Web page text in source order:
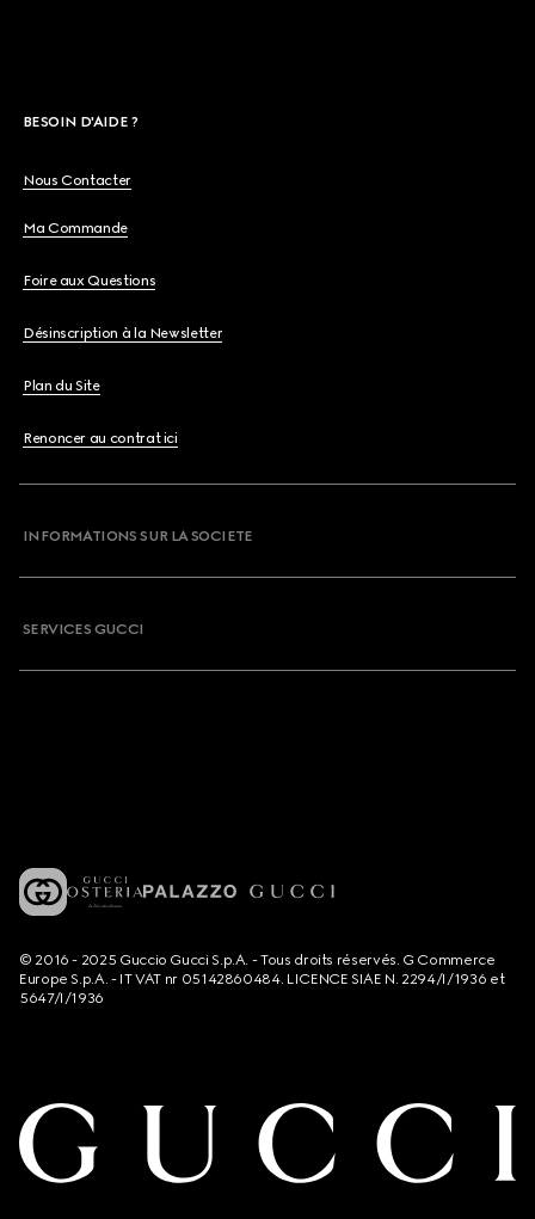
BESOIN D'AIDE ?
Nous Contacter
Ma Commande
Foire aux Questions
Désinscription à la Newsletter
Plan du Site
Renoncer au contrat ici
INFORMATIONS SUR LA SOCIETE
SERVICES GUCCI
© 2016 - 2025 Guccio Gucci S.p.A. - Tous droits réservés. G Commerce
Europe S.p.A. - IT VAT nr 05142860484. LICENCE SIAE N. 2294/I/1936 et
5647/I/1936